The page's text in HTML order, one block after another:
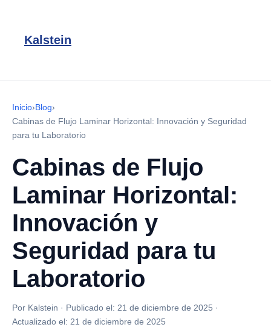
Kalstein
Inicio›Blog›
Cabinas de Flujo Laminar Horizontal: Innovación y Seguridad
para tu Laboratorio
Cabinas de Flujo
Laminar Horizontal:
Innovación y
Seguridad para tu
Laboratorio
Por Kalstein · Publicado el: 21 de diciembre de 2025 ·
Actualizado el: 21 de diciembre de 2025